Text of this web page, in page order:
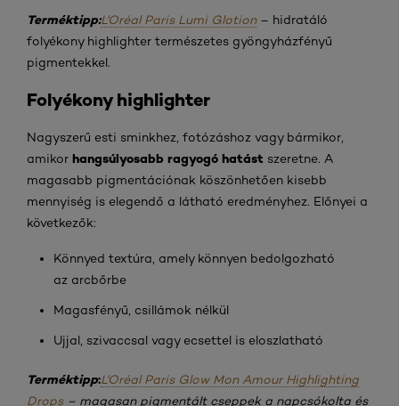
Terméktipp:L'Oréal Paris Lumi Glotion– hidratáló
folyékony highlighter természetes gyöngyházfényű
pigmentekkel.
Folyékony highlighter
Nagyszerű esti sminkhez, fotózáshoz vagy bármikor,
amikor hangsúlyosabb ragyogó hatást szeretne. A
magasabb pigmentációnak köszönhetően kisebb
mennyiség is elegendő a látható eredményhez. Előnyei a
következők:
Könnyed textúra, amely könnyen bedolgozható
az arcbőrbe
Magasfényű, csillámok nélkül
Ujjal, szivaccsal vagy ecsettel is eloszlatható
Terméktipp:L'Oréal Paris Glow Mon Amour Highlighting
Drops – magasan pigmentált cseppek a napcsókolta és